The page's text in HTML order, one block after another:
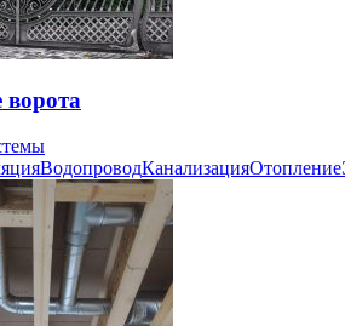
ВодопроводКанализацияОтопление